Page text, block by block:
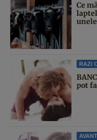
Ce
RAZI
pot